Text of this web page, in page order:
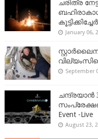
ചരിത്ര
January 06,
September
Event -Live
August 23,